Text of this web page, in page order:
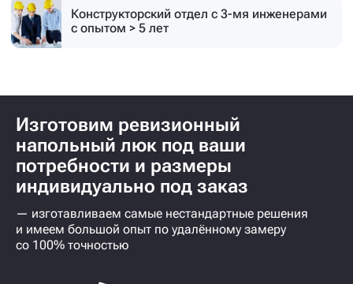
Конструкторский отдел с 3-мя инженерами
с опытом > 5 лет
Изготовим ревизионный
напольный люк под ваши
потребности и размеры
индивидуально под заказ
— изготавливаем самые нестандартные решения
и имеем большой опыт по удалённому замеру
со 100% точностью